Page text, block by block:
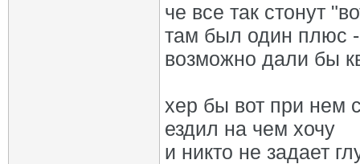
че все так стонут
там был один плюс -
возможно дали бы
хер бы вот при нем
ездил на чем хочу
и никто не задает